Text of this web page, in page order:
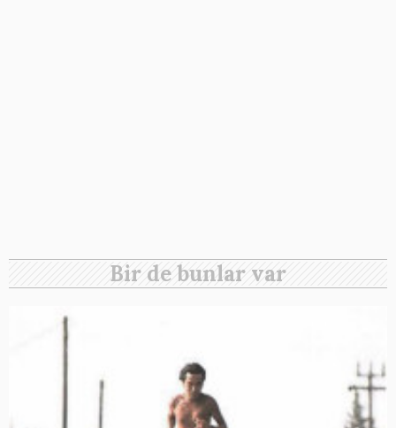
Bir de bunlar var